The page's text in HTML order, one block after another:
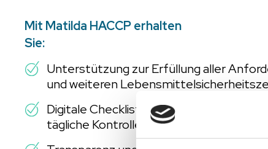
Mit Matilda HACCP erhalten
Sie:
Unterstützung zur Erfüllung aller
und weiteren
Digitale Checklisten und Erinnerungen,
tägliche Kontrollen durchgeführt werden.